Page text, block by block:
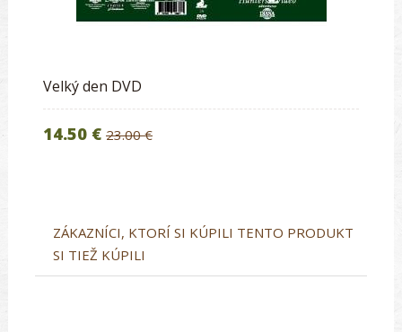
Velký den DVD
14.50 € 23.00 €
ZÁKAZNÍCI, KTORÍ SI KÚPILI TENTO PRODUKT
SI TIEŽ KÚPILI